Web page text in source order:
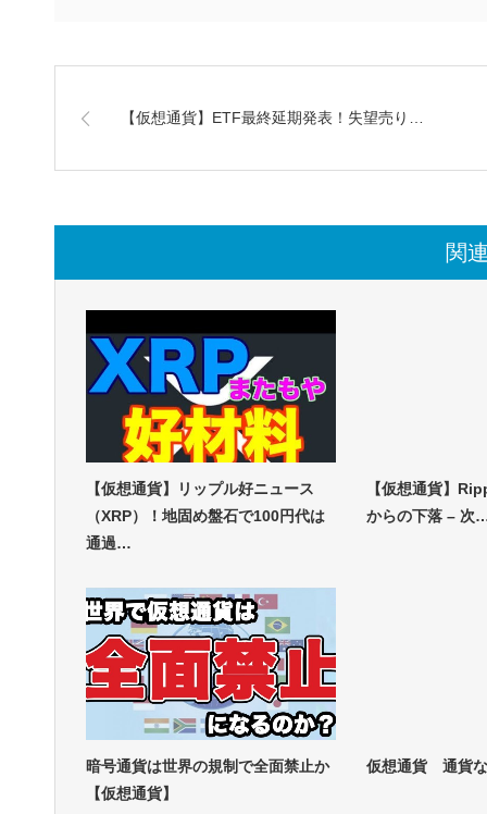
【仮想通貨】ETF最終延期発表！失望売り…
関
【仮想通貨】リップル好ニュース
（XRP）！地固め盤石で100円代は
通過…
【仮想通貨】
からの下落 – 次
暗号通貨は世界の規制で全面禁止か
【仮想通貨】
仮想通貨 通貨